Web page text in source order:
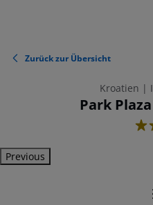
Zurück zur Übersicht
Kroatien |
Park
3
Previous